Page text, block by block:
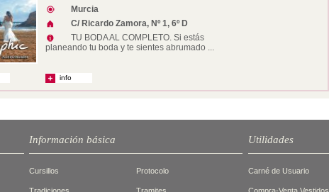
Murcia
C/ Ricardo Zamora, Nº 1, 6º D
TU BODA AL COMPLETO. Si estás
planeando tu boda y te sientes abrumado ...
info
Información básica
Cursillos Protocolo
Utilidades
Carné de Usuario